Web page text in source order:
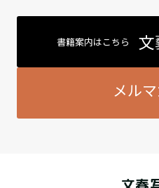
書籍案内はこちら 文
メル